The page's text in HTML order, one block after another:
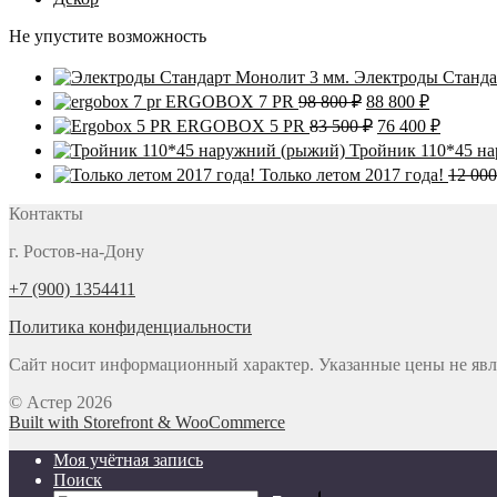
Не упустите возможность
Электроды
ERGOBOX 7 PR 98 800₽ Первоначальная
цена
составляла
98
800 ₽.
88 800 ₽Текущая
цена:
88
800 ₽.
ERGOBOX 5 PR 83 500₽ Первоначальная
цена
составляла
83
76 400 ₽Текущая
цена:
76
400 ₽.
Тройник 110*45
Только летом 2017 года! 12
Контакты
г. Ростов-на-Дону
+7 (900) 1354411
Политика конфиденциальности
Сайт носит информационный характер. Указанные цены не
© Астер 2026
Built with Storefront & WooCommerce
Моя учётная запись
Поиск